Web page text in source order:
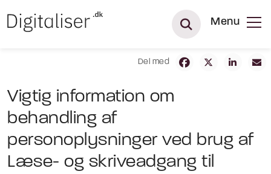
Menu
Del med
Vigtig information om
behandling af
personoplysninger ved brug af
Læse- og skriveadgang til